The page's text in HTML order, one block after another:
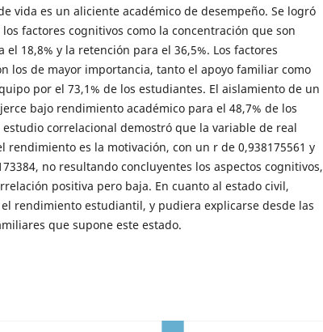
vida es un aliciente académico de desempeño. Se logró
factores cognitivos como la concentración que son
el 18,8% y la retención para el 36,5%. Los factores
los de mayor importancia, tanto el apoyo familiar como
por el 73,1% de los estudiantes. El aislamiento de un
bajo rendimiento académico para el 48,7% de los
correlacional demostró que la variable de real
rendimiento es la motivación, con un r de 0,938175561 y
no resultando concluyentes los aspectos cognitivos,
positiva pero baja. En cuanto al estado civil,
rendimiento estudiantil, y pudiera explicarse desde las
que supone este estado.